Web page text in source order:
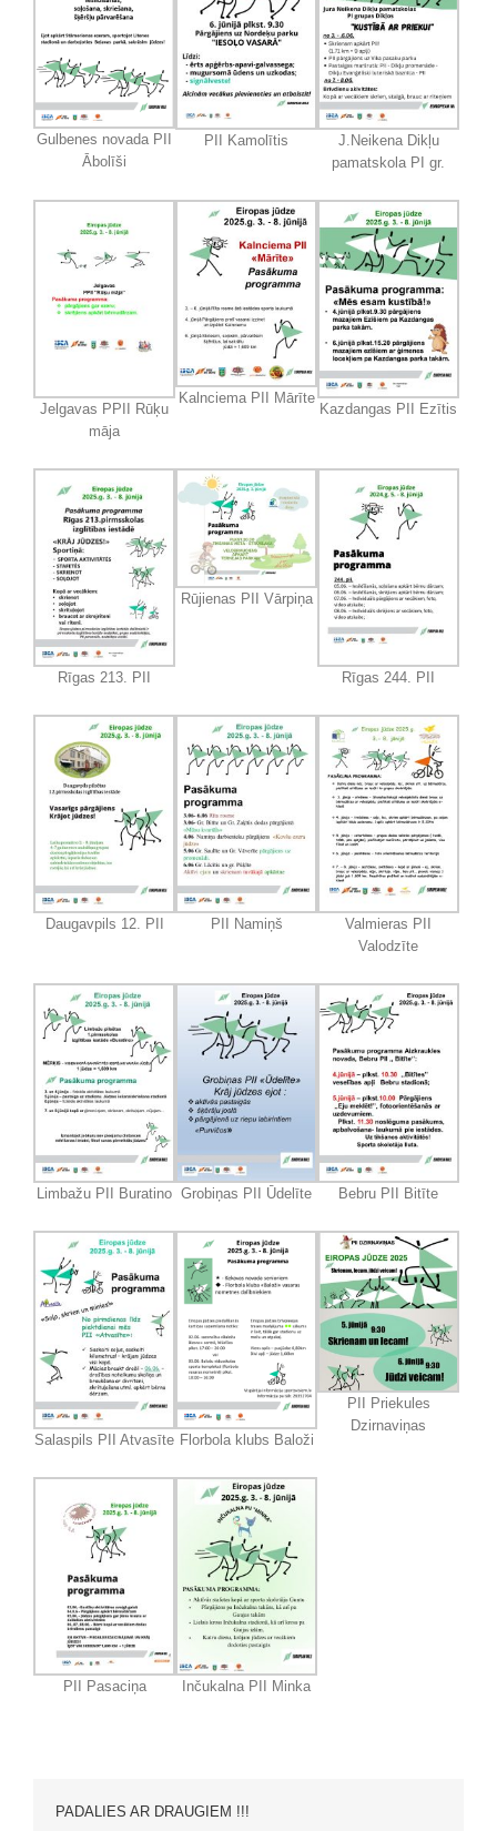
Gulbenes novada PII
Ābolīši
PII Kamolītis
J.Neikena Dikļu
pamatskola PI gr.
Jelgavas PPII Rūķu
māja
Kalnciema PII Mārīte
Kazdangas PII Ezītis
Rīgas 213. PII
Rūjienas PII Vārpiņa
Rīgas 244. PII
Daugavpils 12. PII PII Namiņš
Valmieras PII
Valodzīte
Limbažu PII Buratino Grobiņas PII Ūdelīte Bebru PII Bitīte
Salaspils PII Atvasīte Florbola klubs Baloži
PII Priekules
Dzirnaviņas
PII Pasaciņa Inčukalna PII Minka
PADALIES AR DRAUGIEM !!!